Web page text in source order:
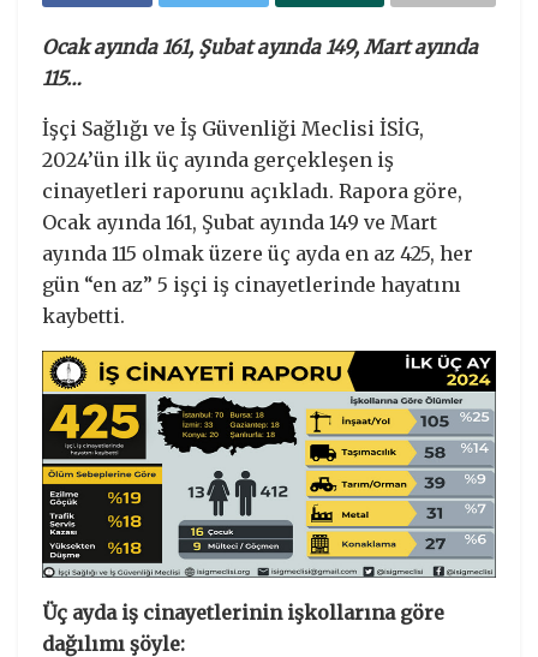
Ocak ayında 161, Şubat ayında 149, Mart ayında
115…
İşçi Sağlığı ve İş Güvenliği Meclisi İSİG,
2024’ün ilk üç ayında gerçekleşen iş
cinayetleri raporunu açıkladı. Rapora göre,
Ocak ayında 161, Şubat ayında 149 ve Mart
ayında 115 olmak üzere üç ayda en az 425, her
gün “en az” 5 işçi iş cinayetlerinde hayatını
kaybetti.
Üç ayda iş cinayetlerinin işkollarına göre
dağılımı şöyle: